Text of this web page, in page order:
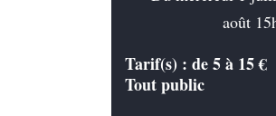
août
Tarif(s) : de 5 à 15 €
Tout public